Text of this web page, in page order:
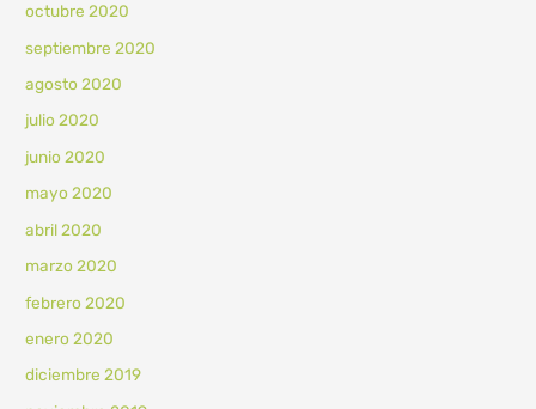
octubre 2020
septiembre 2020
agosto 2020
julio 2020
junio 2020
mayo 2020
abril 2020
marzo 2020
febrero 2020
enero 2020
diciembre 2019